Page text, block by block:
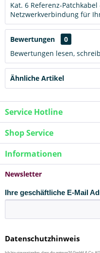
Kat. 6 Referenz-
Netzwerkverbindung für
Bewertungen
0
Bewertungen lesen,
Ähnliche Artikel
Service Hotline
Shop Service
Informationen
Newsletter
Ihre geschäftliche E-Mail
Datenschutzhinweis